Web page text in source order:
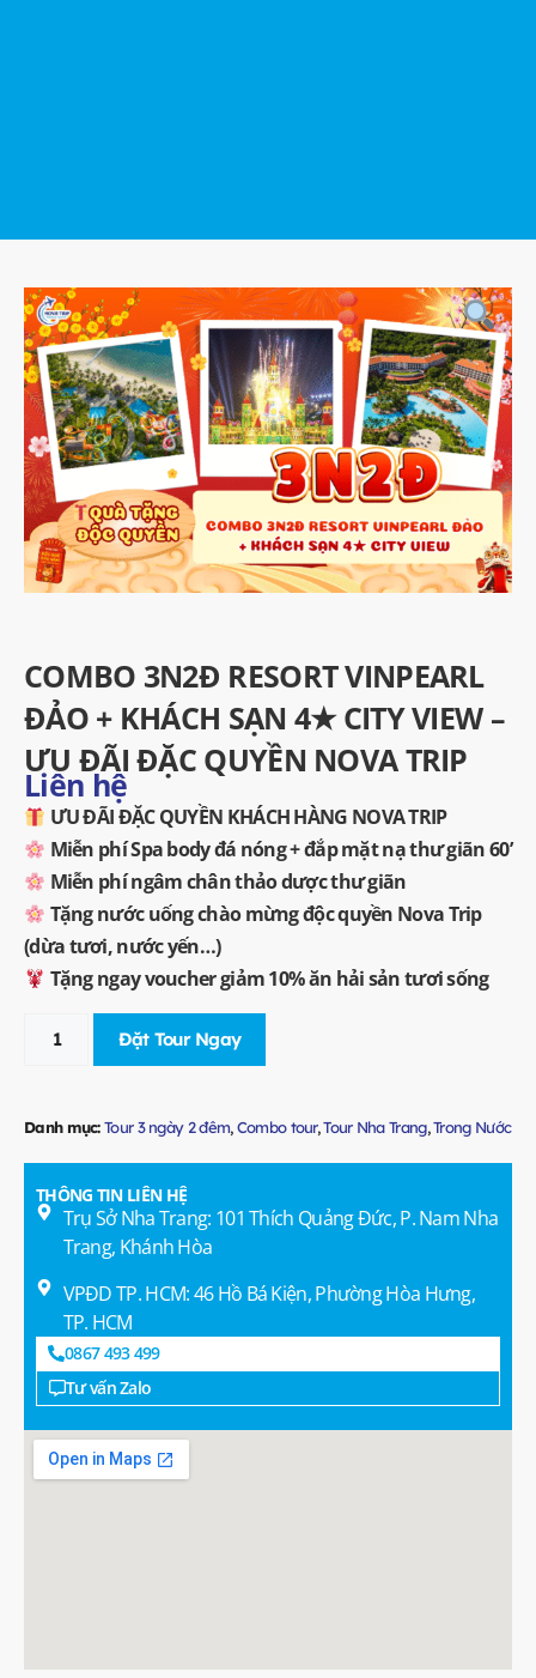
COMBO 3N2Đ RESORT VINPEARL
ĐẢO + KHÁCH SẠN 4★ CITY VIEW –
ƯU ĐÃI ĐẶC QUYỀN NOVA TRIP
Liên hệ
ƯU ĐÃI ĐẶC QUYỀN KHÁCH HÀNG NOVA TRIP
Miễn phí Spa body đá nóng + đắp mặt nạ thư giãn 60’
Miễn phí ngâm chân thảo dược thư giãn
Tặng nước uống chào mừng độc quyền Nova Trip
(dừa tươi, nước yến…)
Tặng ngay voucher giảm 10% ăn hải sản tươi sống
Đặt Tour Ngay
Danh mục: Tour 3 ngày 2 đêm,Combo tour,Tour Nha Trang,Trong Nước
THÔNG TIN LIÊN HỆ
Trụ Sở Nha Trang: 101 Thích Quảng Đức, P. Nam Nha
Trang, Khánh Hòa
VPĐD TP. HCM: 46 Hồ Bá Kiện, Phường Hòa Hưng,
TP. HCM
0867 493 499
Tư vấn Zalo